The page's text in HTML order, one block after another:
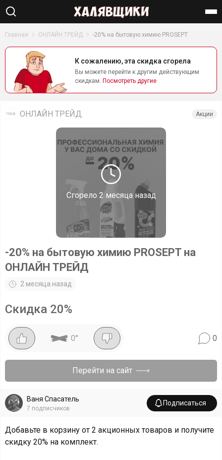
Найти
Главная ОНЛАЙН ТРЕЙД -20% на бытовую химию PROSEPT
К сожалению, эта скидка сгорела
Вы можете перейти к другим действующим
скидкам. Посмотреть другие
Сгорело 2 месяца назад
ОНЛАЙН ТРЕЙД Акции
-20% на бытовую химию PROSEPT на
ОНЛАЙН ТРЕЙД
2 месяца назад
Скидка 20%
0° 0
Перейти на сайт
Ваня Спасатель
7 подписчиков
Подписаться
Добавьте в корзину от 2 акционных товаров и получите
скидку 20% на комплект.